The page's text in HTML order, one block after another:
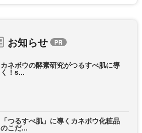
お知らせ
カネボウの酵素研究がつるすべ肌に導
く！s...
「つるすべ肌」に導くカネボウ化粧品
のこだ...